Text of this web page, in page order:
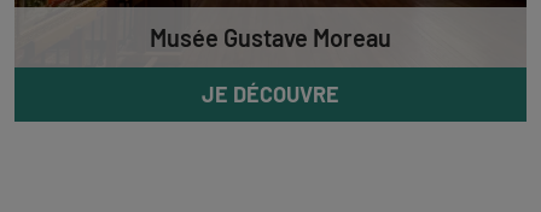
Musée Gustave Moreau
JE DÉCOUVRE